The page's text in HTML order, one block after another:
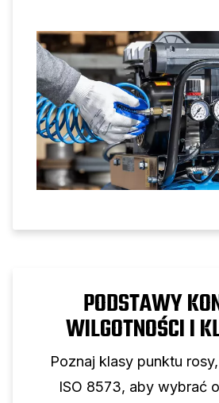
dotyczące
niezawodnego
powietrza.
PODSTAWY
WILGOTNOŚCI I
Poznaj klasy punktu
ISO 8573, aby wybrać